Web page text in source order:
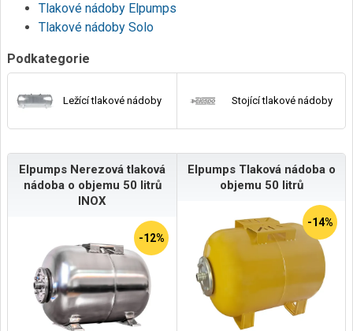
Tlakové nádoby Elpumps
Tlakové nádoby Solo
Podkategorie
Ležící tlakové nádoby Stojící tlakové nádoby
Elpumps Nerezová tlaková
nádoba o objemu 50 litrů
INOX
-12%
Elpumps Tlaková nádoba o
objemu 50 litrů
-14%